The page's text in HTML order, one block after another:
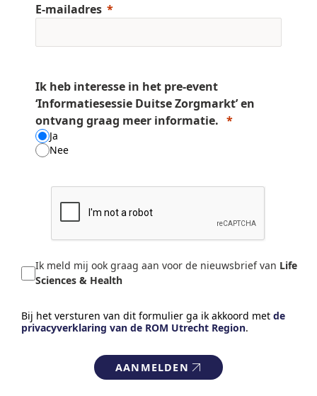
E-mailadres
Ik heb interesse in het pre-event
‘Informatiesessie Duitse Zorgmarkt’ en
ontvang graag meer informatie.
Ja
Nee
Ik meld mij ook graag aan voor de nieuwsbrief van Life
Sciences & Health
Bij het versturen van dit formulier ga ik akkoord met de
privacyverklaring van de ROM Utrecht Region.
AANMELDEN